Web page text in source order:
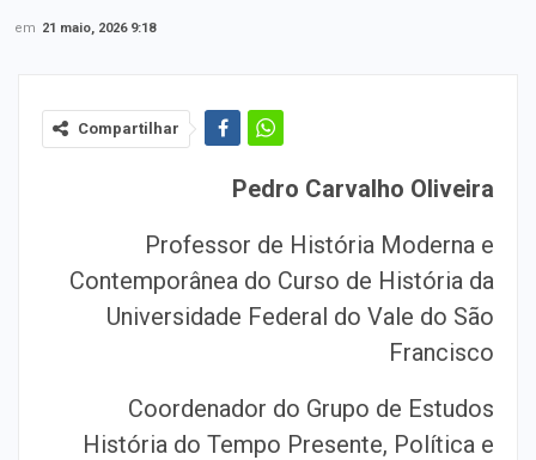
em 21 maio, 2026 9:18
Compartilhar
Pedro Carvalho Oliveira
Professor de História Moderna e
Contemporânea do Curso de História da
Universidade Federal do Vale do São
Francisco
Coordenador do Grupo de Estudos
História do Tempo Presente, Política e